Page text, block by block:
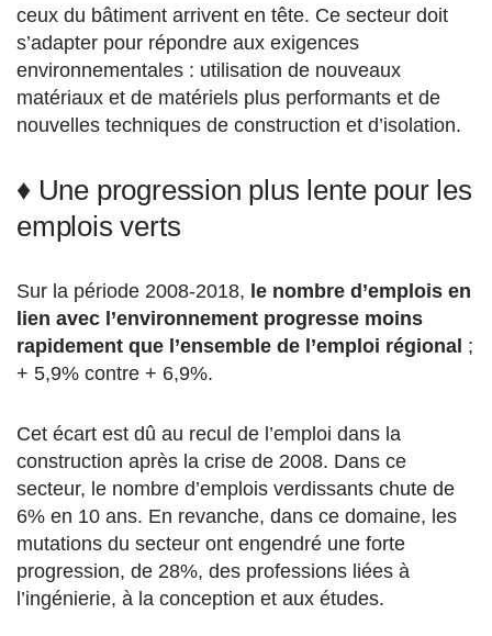
ceux du bâtiment arrivent en tête. Ce secteur doit
s’adapter pour répondre aux exigences
environnementales : utilisation de nouveaux
matériaux et de matériels plus performants et de
nouvelles techniques de construction et d’isolation.
♦ Une progression plus lente pour les
emplois verts
Sur la période 2008-2018, le nombre d’emplois en
lien avec l’environnement progresse moins
rapidement que l’ensemble de l’emploi régional ;
+ 5,9% contre + 6,9%.
Cet écart est dû au recul de l’emploi dans la
construction après la crise de 2008. Dans ce
secteur, le nombre d’emplois verdissants chute de
6% en 10 ans. En revanche, dans ce domaine, les
mutations du secteur ont engendré une forte
progression, de 28%, des professions liées à
l’ingénierie, à la conception et aux études.